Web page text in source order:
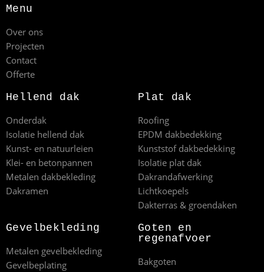
Menu
Over ons
Projecten
Contact
Offerte
Hellend dak
Onderdak
Isolatie hellend dak
Kunst- en natuurleien
Klei- en betonpannen
Metalen dakbekleding
Dakramen
Plat dak
Roofing
EPDM dakbedekking
Kunststof dakbedekking
Isolatie plat dak
Dakrandafwerking
Lichtkoepels
Dakterras & groendaken
Gevelbekleding
Metalen gevelbekleding
Gevelbeplating
Goten en
regenafvoer
Bakgoten